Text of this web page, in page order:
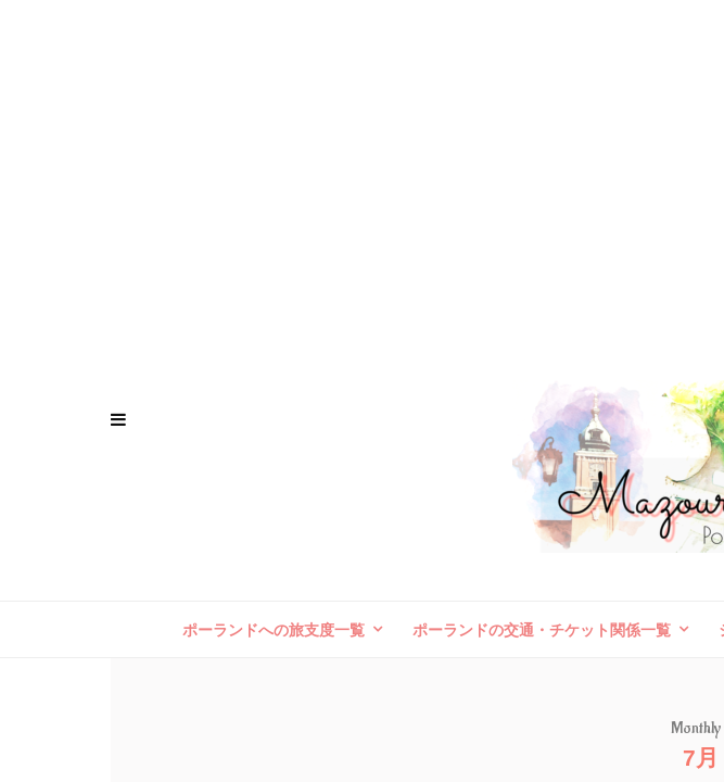
ポーランドへの旅支度一覧 ポーランドの交通・チケット関係一覧
7